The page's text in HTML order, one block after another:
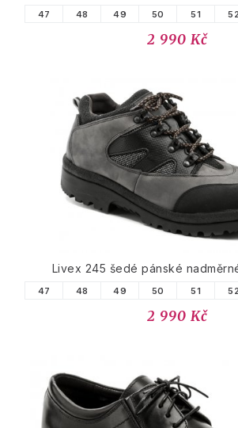
47 48 49 50 51 52
2 990 Kč
Livex 245 šedé pánské
47 48 49 50 51 52
2 990 Kč